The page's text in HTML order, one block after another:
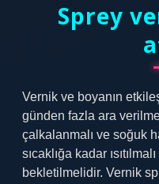
Sprey
Vernik ve boyanın
günden fazla ara
çalkalanmalı ve soğuk
sıcaklığa kadar
bekletilmelidir. Vernik